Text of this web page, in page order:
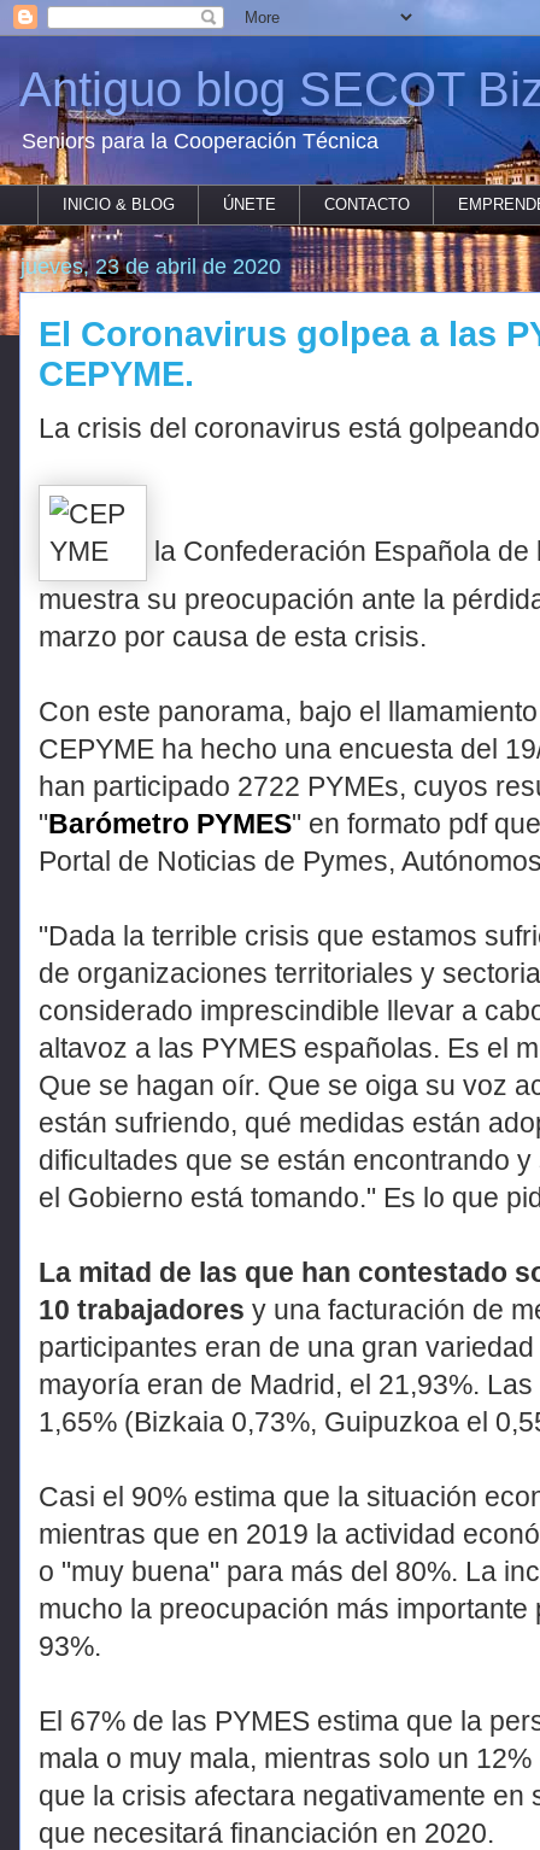
Antiguo blog SECOT
Seniors para la Cooperación Técnica
INICIO & BLOG ÚNETE CONTACTO
jueves, 23 de abril de 2020
El Coronavirus golpea a las
CEPYME.
La crisis del coronavirus está
la Confederación Española
muestra su preocupación ante la
marzo por causa de esta crisis.
Con este panorama, bajo el
CEPYME ha hecho una encuesta del
han participado 2722 PYMEs, cuyos
"Barómetro PYMES" en formato pdf
Portal de Noticias de Pymes,
"Dada la terrible crisis que estamos
de organizaciones territoriales y
considerado imprescindible llevar a
altavoz a las PYMES españolas. Es el
Que se hagan oír. Que se oiga su voz
están sufriendo, qué medidas están
dificultades que se están encontrando
el Gobierno está tomando." Es lo que
La mitad de las que han contestado
10 trabajadores y una facturación de
participantes eran de una gran
mayoría eran de Madrid, el 21,93%.
1,65% (Bizkaia 0,73%, Guipuzkoa el
Casi el 90% estima que la situación
mientras que en 2019 la actividad
o "muy buena" para más del 80%. La
mucho la preocupación más
93%.
El 67% de las PYMES estima que la
mala o muy mala, mientras solo un
que la crisis afectara negativamente
que necesitará financiación en 2020.